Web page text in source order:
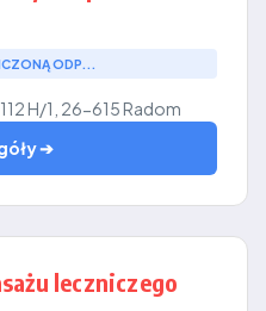
ODP...
H/1, 26-615 Radom
➔
leczniczego